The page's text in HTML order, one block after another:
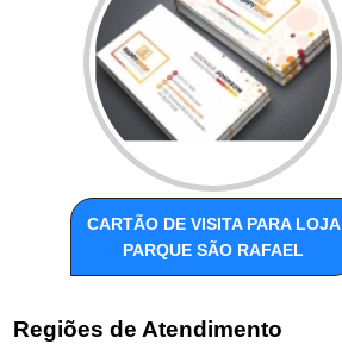
CARTÃO DE VISITA PARA LOJA
PARQUE SÃO RAFAEL
Regiões de Atendimento